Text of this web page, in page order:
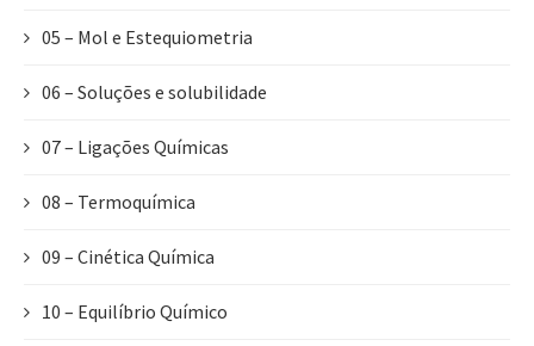
05 – Mol e Estequiometria
06 – Soluções e solubilidade
07 – Ligações Químicas
08 – Termoquímica
09 – Cinética Química
10 – Equilíbrio Químico